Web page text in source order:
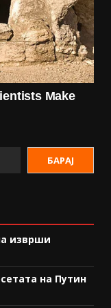
БАРАЈ
изврши
на Путин